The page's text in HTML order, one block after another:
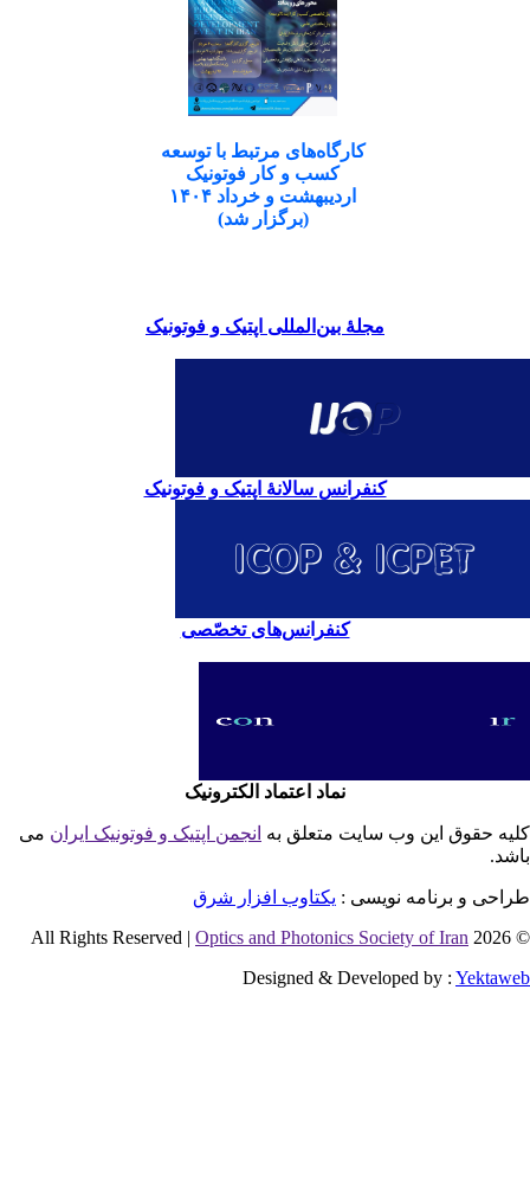
کارگاه‌های مرتبط با توسعه
کسب و کار فوتونیک
اردیبهشت و خرداد ۱۴۰۴
(برگزار شد)
مجلۀ بین‌المللی اپتیک و فوتونیک
کنفرانس سالانۀ اپتیک و فوتونیک
کنفرانس‌های تخصّصی
نماد اعتماد الکترونیک
حقوق این وب سایت متعلق بهانجمن اپتیک و فوتونیک ایران می
و برنامه نویسی : یکتاوب افزار شرق
©
Optics and Photonics Society of Iran
Designed & Developed by :